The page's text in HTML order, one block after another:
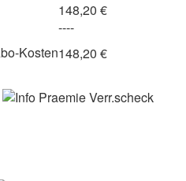
148,20 €
----
148,20 €